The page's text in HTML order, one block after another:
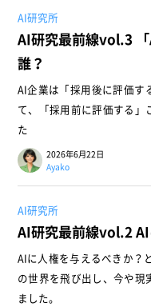
AI研究所
AI研究最前線vol.3
誰？
AI企業は「採用後に評価す
て、「採用前に評価する」
た
2026年6月22日
Ayako
AI研究所
AI研究最前線vol.2 AI
AIに人権を与えるべきか？
の世界を飛び出し、今や現
ました。